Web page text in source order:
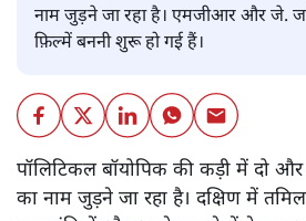
नाम जुड़ने जा रहा है। एमजीआर और जे.
फ़िल्में बननी शुरू हो गई हैं।
पॉलिटिकल बॉयोपिक की कड़ी में दो और
का नाम जुड़ने जा रहा है। दक्षिण में